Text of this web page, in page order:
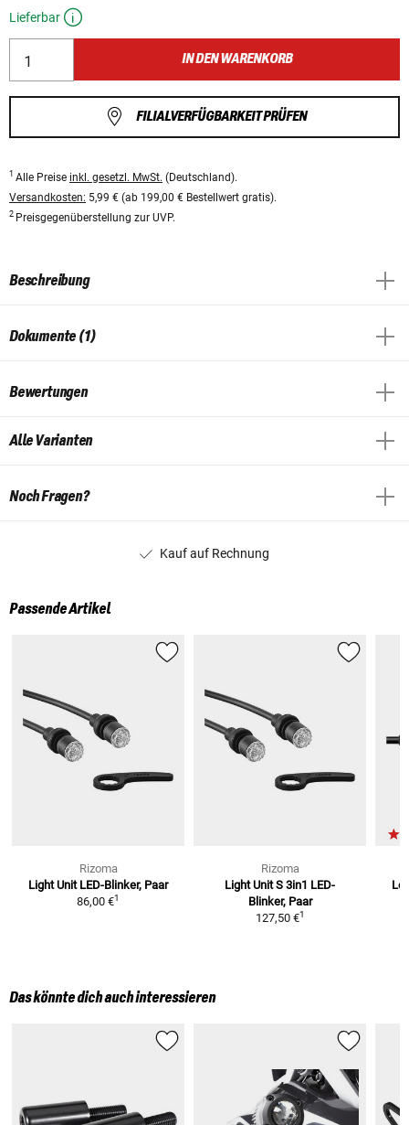
Lieferbar
IN DEN WARENKORB
FILIALVERFÜGBARKEIT PRÜFEN
1 Alle Preise inkl. gesetzl. MwSt. (Deutschland).
Versandkosten: 5,99 € (ab 199,00 € Bestellwert gratis).
2 Preisgegenüberstellung zur UVP.
Beschreibung
Dokumente (1)
Bewertungen
Alle Varianten
Noch Fragen?
Kauf auf Rechnung
Passende Artikel
Rizoma
Light Unit LED-Blinker, Paar
86,00 €1
Rizoma
Light Unit S 3in1 LED-
Blinker, Paar
127,50 €1
Das könnte dich auch interessieren